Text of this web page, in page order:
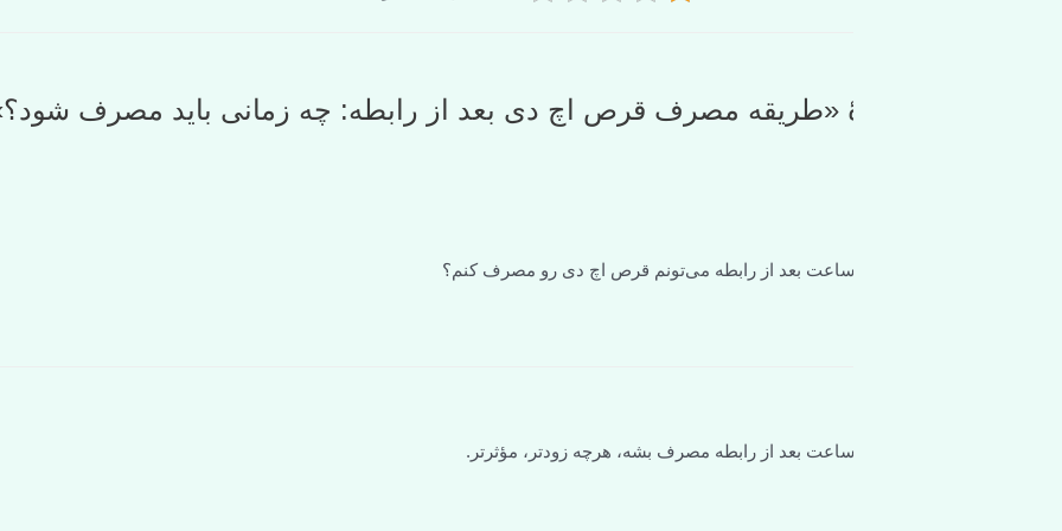
بعد از رابطه می‌تونم قرص اچ دی رو مصرف کنم؟